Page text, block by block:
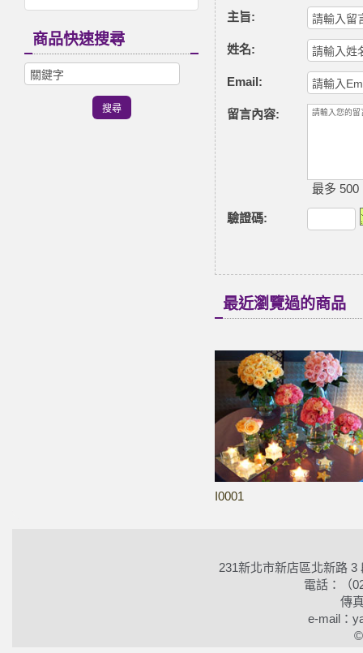
商品快速搜尋
主旨:
姓名:
Email:
留言內容:
最多 500
驗證碼:
最近瀏覽過的商品
I0001
231新北市新店區北新路
電話：（
傳
e-mail：